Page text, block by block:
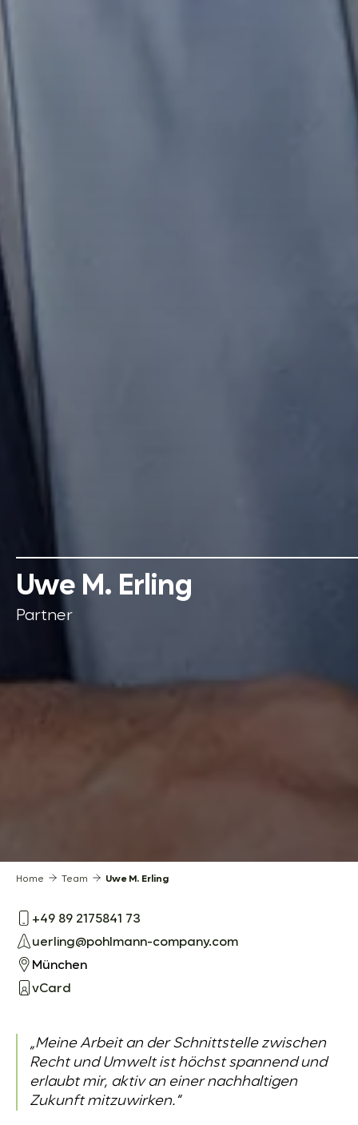
Uwe M. Erling
Partner
Home Team Uwe M. Erling
+49 89 2175841 73
uerling@pohlmann-company.com
München
vCard
„Meine Arbeit an der Schnittstelle zwischen
Recht und Umwelt ist höchst spannend und
erlaubt mir, aktiv an einer nachhaltigen
Zukunft mitzuwirken.“